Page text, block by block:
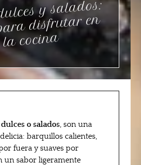
y salados:
disfrutar en
la cocina
o salados, son una
barquillos calientes,
fuera y suaves por
un sabor ligeramente